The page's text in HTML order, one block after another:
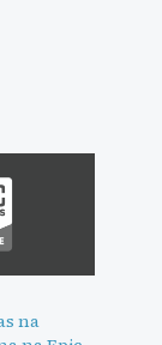
na